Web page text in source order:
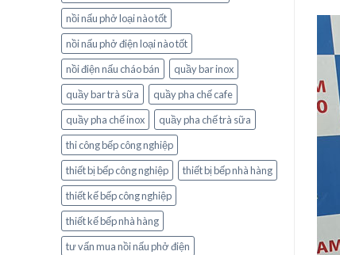
nồi nấu phở loại nào tốt
nồi nấu phở điện loại nào tốt
nồi điện nấu cháo bán
quầy bar inox
quầy bar trà sữa
quầy pha chế cafe
quầy pha chế inox
quầy pha chế trà sữa
thi công bếp công nghiệp
thiết bị bếp công nghiệp
thiết bị bếp nhà hàng
thiết kế bếp công nghiệp
thiết kế bếp nhà hàng
tư vấn mua nồi nấu phở điện